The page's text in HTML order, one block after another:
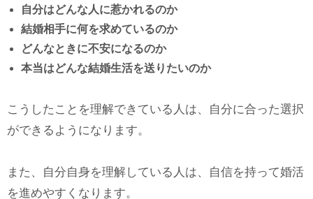
自分はどんな人に惹かれるのか
結婚相手に何を求めているのか
どんなときに不安になるのか
本当はどんな結婚生活を送りたいのか
こうしたことを理解できている人は、自分に合った選択
ができるようになります。
また、自分自身を理解している人は、自信を持って婚活
を進めやすくなります。